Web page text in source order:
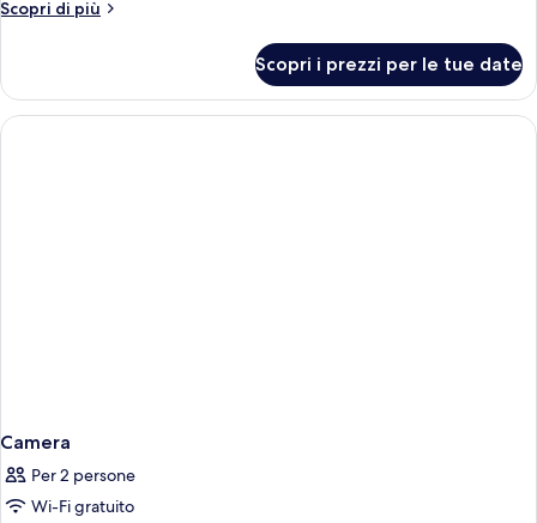
letto
matrimoniale
con
Scopri di più
Altri
Junior,
letto
Scopri i prezzi per le tue date
Camera
Per 2 persone
Wi-Fi gratuito